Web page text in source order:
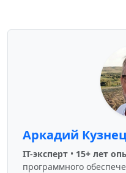
Аркадий
IT-эксперт • 15+ лет
программного